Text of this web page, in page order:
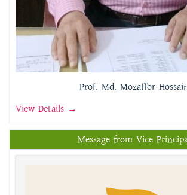
Prof. Md. Mozaffor
View Details →
Message from Vice